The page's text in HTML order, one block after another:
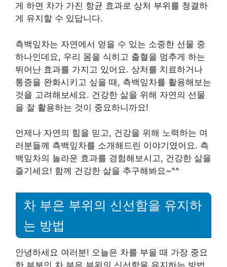
게 하면 차가 가진 항균 효과로 상처 부위를 청결하
게 유지할 수 있답니다.
측백잎차는 자연에서 얻을 수 있는 소중한 선물 중
하나인데요, 우리 몸을 식히고 출혈을 멈추게 하는
뛰어난 효과를 가지고 있어요. 상처를 치료하거나
통증을 완화시키고 싶을 때, 측백잎차를 활용해보는
것을 고려해보세요. 건강한 삶을 위해 자연의 선물
을 잘 활용하는 것이 중요하니까요!
언제나 자연의 힘을 믿고, 건강을 위해 노력하는 여
러분들께 측백잎차를 소개해드린 이야기였어요. 측
백잎차의 놀라운 효과를 경험해보시고, 건강한 삶을
즐기세요! 함께 건강한 삶을 추구해봐요~^^
차 부은 부위의 신선함을 유지하
는 방법
안녕하세요 여러분! 오늘은 차를 부을 때 가장 중요